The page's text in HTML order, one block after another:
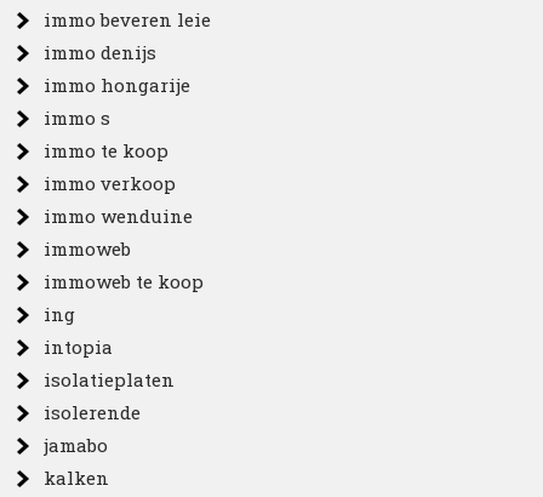
immo beveren leie
immo denijs
immo hongarije
immo s
immo te koop
immo verkoop
immo wenduine
immoweb
immoweb te koop
ing
intopia
isolatieplaten
isolerende
jamabo
kalken